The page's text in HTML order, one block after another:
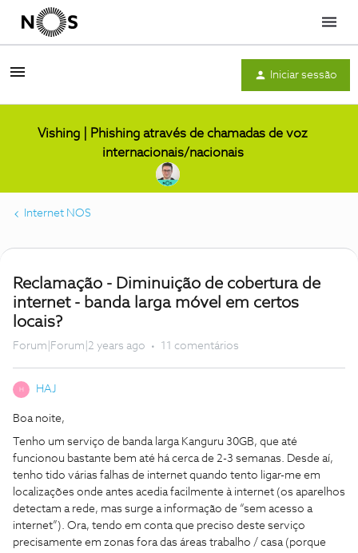
Menu
Iniciar sessão
Vishing | Phishing através de chamadas de voz
internacionais/nacionais
Internet NOS
Reclamação - Diminuição de cobertura de
internet - banda larga móvel em certos
locais?
Forum|Forum|2 years ago 11 comentários
H HAJ
Boa noite,
Tenho um serviço de banda larga Kanguru 30GB, que até
funcionou bastante bem até há cerca de 2-3 semanas. Desde aí,
tenho tido várias falhas de internet quando tento ligar-me em
localizações onde antes acedia facilmente à internet (os aparelhos
detectam a rede, mas surge a informação de “sem acesso a
internet”). Ora, tendo em conta que preciso deste serviço
precisamente em zonas fora das áreas trabalho / casa (porque